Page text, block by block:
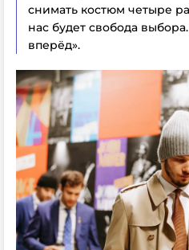
снимать костюм четыре
нас будет свобода
вперёд».